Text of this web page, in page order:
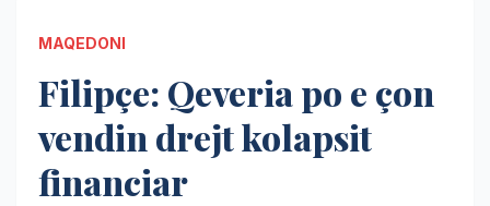
MAQEDONI
Filipçe: Qeveria po e çon
vendin drejt kolapsit
financiar